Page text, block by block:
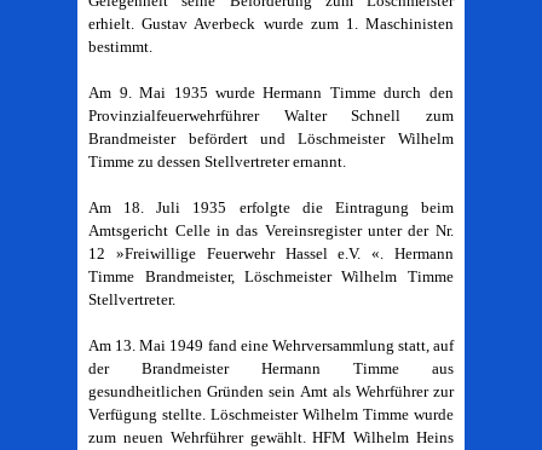
erhielt. Gustav Averbeck wurde zum 1. Maschinisten
bestimmt.
Am 9. Mai 1935 wurde Hermann Timme durch den
Provinzialfeuerwehrführer Walter Schnell zum
Brandmeister befördert und Löschmeister Wilhelm
Timme zu dessen Stellvertreter ernannt.
Am 18. Juli 1935 erfolgte die Eintragung beim
Amtsgericht Celle in das Vereinsregister unter der Nr.
12 »Freiwillige Feuerwehr Hassel e.V. «. Hermann
Timme Brandmeister, Löschmeister Wilhelm Timme
Stellvertreter.
Am 13. Mai 1949 fand eine Wehrversammlung statt, auf
der Brandmeister Hermann Timme aus
gesundheitlichen Gründen sein Amt als Wehrführer zur
Verfügung stellte. Löschmeister Wilhelm Timme wurde
zum neuen Wehrführer gewählt. HFM Wilhelm Heins